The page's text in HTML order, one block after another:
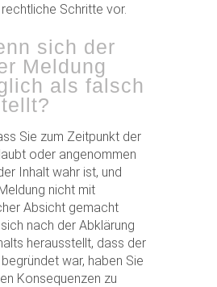
Schritte vor.
sich der
Meldung
als falsch
Sie zum Zeitpunkt der
oder angenommen
Inhalt wahr ist, und
nicht mit
Absicht gemacht
nach der Abklärung
herausstellt, dass der
war, haben Sie
Konsequenzen zu